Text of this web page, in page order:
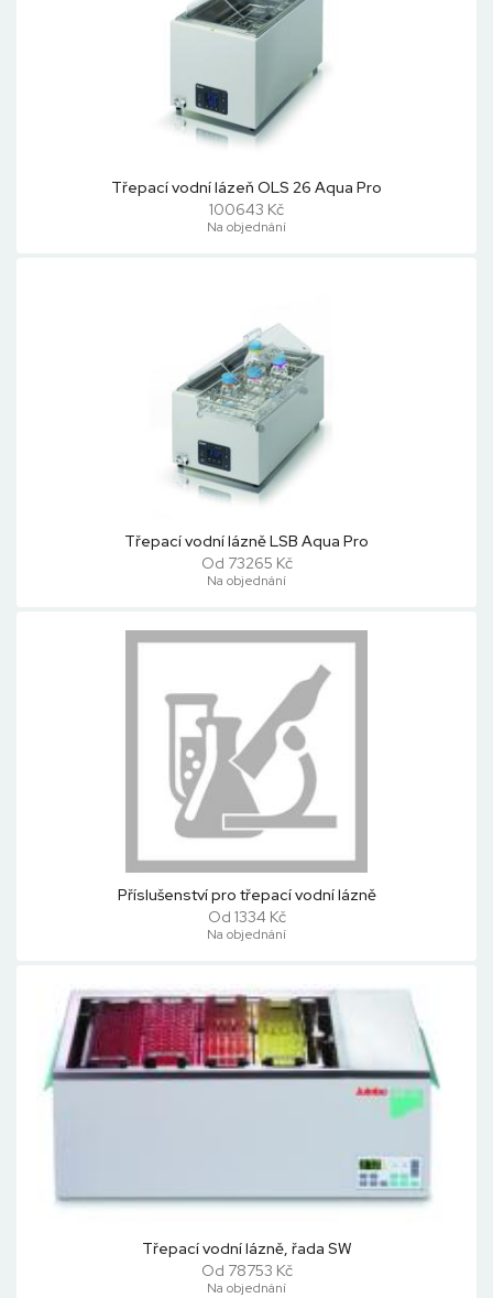
Třepací vodní lázeň OLS 26 Aqua Pro
100643 Kč
Na objednání
Třepací vodní lázně LSB Aqua Pro
Od 73265 Kč
Na objednání
Příslušenství pro třepací vodní lázně
Od 1334 Kč
Na objednání
Třepací vodní lázně, řada SW
Od 78753 Kč
Na objednání